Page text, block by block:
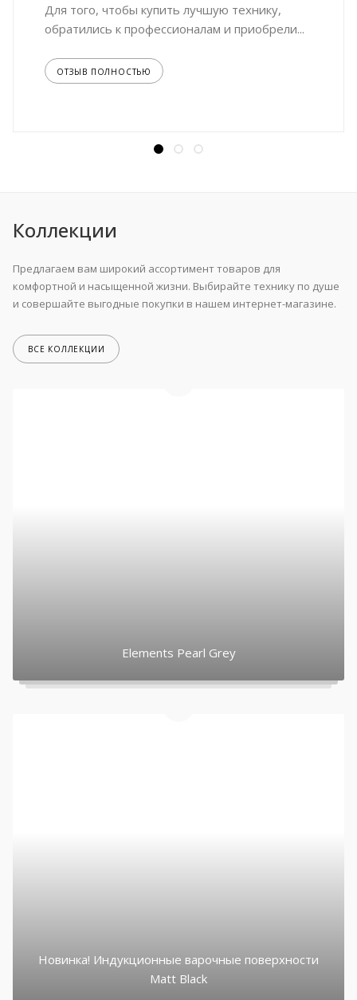
Для того, чтобы купить лучшую технику,
обратились к профессионалам и приобрели...
ОТЗЫВ ПОЛНОСТЬЮ
Коллекции
Предлагаем вам широкий ассортимент товаров для
комфортной и насыщенной жизни. Выбирайте технику по душе
и совершайте выгодные покупки в нашем интернет-магазине.
ВСЕ КОЛЛЕКЦИИ
Elements Pearl Grey
Новинка! Индукционные варочные поверхности
Matt Black